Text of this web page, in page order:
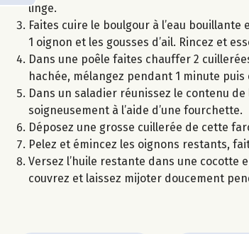
linge.
Faites cuire le boulgour à l’eau
1 oignon et les gousses d’ail. Rincez et
Dans une poêle faites chauffer 2
hachée, mélangez pendant 1 minute puis
Dans un saladier réunissez le contenu
soigneusement à l’aide d’une fourchette.
Déposez une grosse cuillerée de cette
Pelez et émincez les oignons restants,
Versez l’huile restante dans une cocotte
couvrez et laissez mijoter doucement